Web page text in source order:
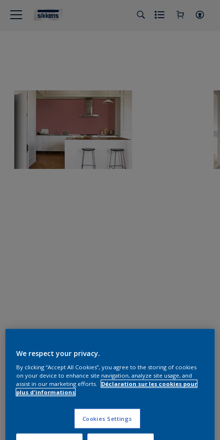
We respect your privacy.
By clicking “Accept All Cookies”, you agree to the storing of cookies
on your device to enhance site navigation, analyze site usage, and
assist in our marketing efforts.
Déclaration sur les cookies pour
plus d'informations
Cookies Settings